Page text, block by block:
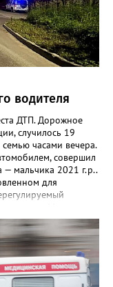
водителя
ДТП. Дорожное
случилось 19
часами вечера.
совершил
— мальчика 2021 г.р..
для
оказали на
ГАИ по адресу: пр.
телефонам: 8 (3513)
33, 8 (951) 474-